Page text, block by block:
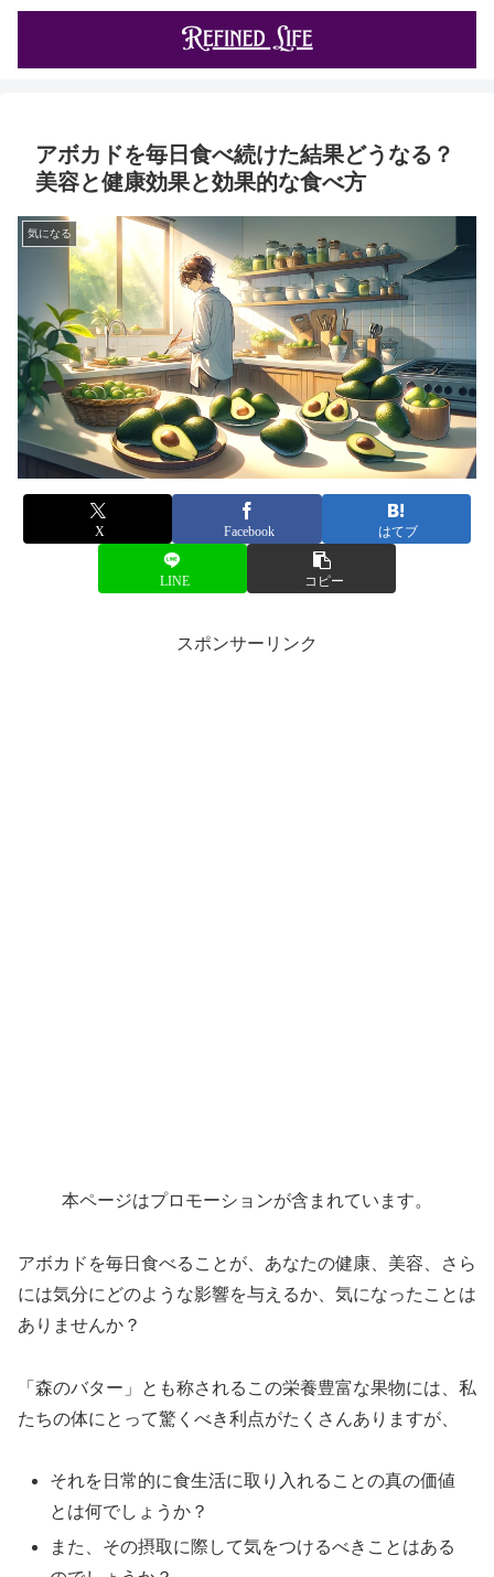
アボカドを毎日食べ続けた結果どうなる？
美容と健康効果と効果的な食べ方
気になる
X Facebook はてブ
LINE コピー
スポンサーリンク
本ページはプロモーションが含まれています。
アボカドを毎日食べることが、あなたの健康、美容、さら
には気分にどのような影響を与えるか、気になったことは
ありませんか？
「森のバター」とも称されるこの栄養豊富な果物には、私
たちの体にとって驚くべき利点がたくさんありますが、
それを日常的に食生活に取り入れることの真の価値
とは何でしょうか？
また、その摂取に際して気をつけるべきことはある